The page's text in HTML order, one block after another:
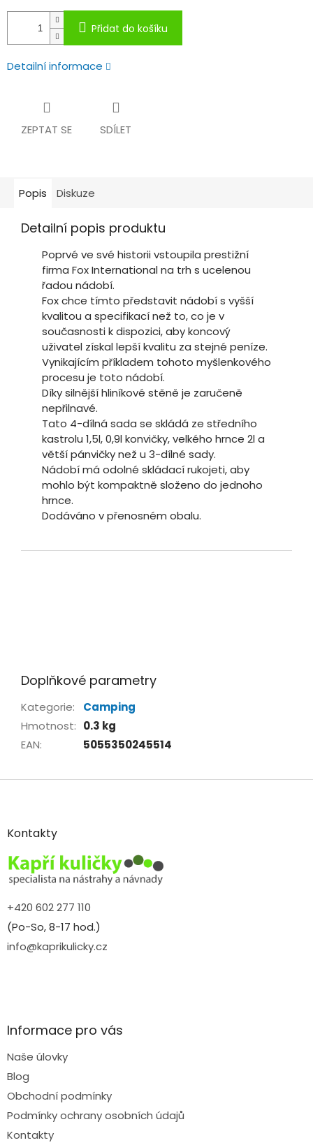
Přidat do košíku
Detailní informace
ZEPTAT SE SDÍLET
Popis Diskuze
Detailní popis produktu
Poprvé ve své historii vstoupila prestižní
firma Fox International na trh s ucelenou
řadou nádobí.
Fox chce tímto představit nádobí s vyšší
kvalitou a specifikací než to, co je v
současnosti k dispozici, aby koncový
uživatel získal lepší kvalitu za stejné peníze.
Vynikajícím příkladem tohoto myšlenkového
procesu je toto nádobí.
Díky silnější hliníkové stěně je zaručeně
nepřilnavé.
Tato 4-dílná sada se skládá ze středního
kastrolu 1,5l, 0,9l konvičky, velkého hrnce 2l a
větší pánvičky než u 3-dílné sady.
Nádobí má odolné skládací rukojeti, aby
mohlo být kompaktně složeno do jednoho
hrnce.
Dodáváno v přenosném obalu.
Doplňkové parametry
Kategorie:
Camping
Hmotnost: 0.3 kg
EAN: 5055350245514
Z
aKontakty
+420 602 277 110
(Po-So, 8-17 hod.)
info@kaprikulicky.cz
Informace pro vás
Naše úlovky
Blog
Obchodní podmínky
Podmínky ochrany osobních údajů
Kontakty